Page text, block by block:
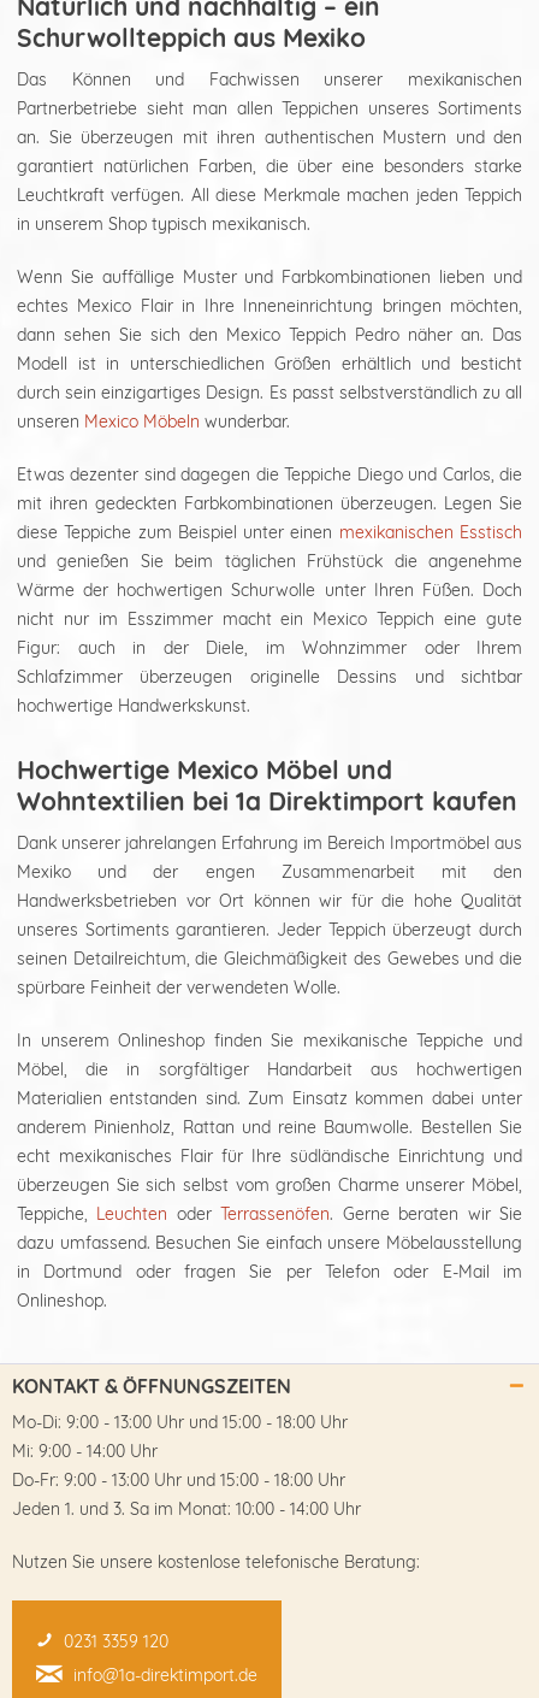
Natürlich und nachhaltig – ein
Schurwollteppich aus Mexiko
Das Können und Fachwissen unserer mexikanischen
Partnerbetriebe sieht man allen Teppichen unseres Sortiments
an. Sie überzeugen mit ihren authentischen Mustern und den
garantiert natürlichen Farben, die über eine besonders starke
Leuchtkraft verfügen. All diese Merkmale machen jeden Teppich
in unserem Shop typisch mexikanisch.
Wenn Sie auffällige Muster und Farbkombinationen lieben und
echtes Mexico Flair in Ihre Inneneinrichtung bringen möchten,
dann sehen Sie sich den Mexico Teppich Pedro näher an. Das
Modell ist in unterschiedlichen Größen erhältlich und besticht
durch sein einzigartiges Design. Es passt selbstverständlich zu all
unseren Mexico Möbeln wunderbar.
Etwas dezenter sind dagegen die Teppiche Diego und Carlos, die
mit ihren gedeckten Farbkombinationen überzeugen. Legen Sie
diese Teppiche zum Beispiel unter einen mexikanischen Esstisch
und genießen Sie beim täglichen Frühstück die angenehme
Wärme der hochwertigen Schurwolle unter Ihren Füßen. Doch
nicht nur im Esszimmer macht ein Mexico Teppich eine gute
Figur: auch in der Diele, im Wohnzimmer oder Ihrem
Schlafzimmer überzeugen originelle Dessins und sichtbar
hochwertige Handwerkskunst.
Hochwertige Mexico Möbel und
Wohntextilien bei 1a Direktimport kaufen
Dank unserer jahrelangen Erfahrung im Bereich Importmöbel aus
Mexiko und der engen Zusammenarbeit mit den
Handwerksbetrieben vor Ort können wir für die hohe Qualität
unseres Sortiments garantieren. Jeder Teppich überzeugt durch
seinen Detailreichtum, die Gleichmäßigkeit des Gewebes und die
spürbare Feinheit der verwendeten Wolle.
In unserem Onlineshop finden Sie mexikanische Teppiche und
Möbel, die in sorgfältiger Handarbeit aus hochwertigen
Materialien entstanden sind. Zum Einsatz kommen dabei unter
anderem Pinienholz, Rattan und reine Baumwolle. Bestellen Sie
echt mexikanisches Flair für Ihre südländische Einrichtung und
überzeugen Sie sich selbst vom großen Charme unserer Möbel,
Teppiche, Leuchten oderTerrassenöfen. Gerne beraten wir Sie
dazu umfassend. Besuchen Sie einfach unsere Möbelausstellung
in Dortmund oder fragen Sie per Telefon oder E-Mail im
Onlineshop.
KONTAKT & ÖFFNUNGSZEITEN
Mo-Di: 9:00 - 13:00 Uhr und 15:00 - 18:00 Uhr
Mi: 9:00 - 14:00 Uhr
Do-Fr: 9:00 - 13:00 Uhr und 15:00 - 18:00 Uhr
Jeden 1. und 3. Sa im Monat: 10:00 - 14:00 Uhr
Nutzen Sie unsere kostenlose telefonische Beratung:
0231 3359 120
info@1a-direktimport.de